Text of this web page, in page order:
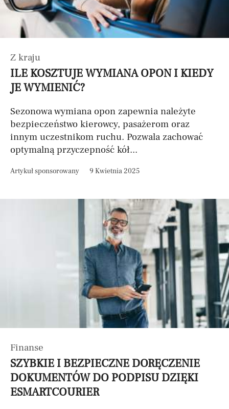
Z kraju
ILE KOSZTUJE WYMIANA OPON I KIEDY
JE WYMIENIĆ?
Sezonowa wymiana opon zapewnia należyte
bezpieczeństwo kierowcy, pasażerom oraz
innym uczestnikom ruchu. Pozwala zachować
optymalną przyczepność kół...
Artykuł sponsorowany 9 Kwietnia 2025
Finanse
SZYBKIE I BEZPIECZNE DORĘCZENIE
DOKUMENTÓW DO PODPISU DZIĘKI
ESMARTCOURIER